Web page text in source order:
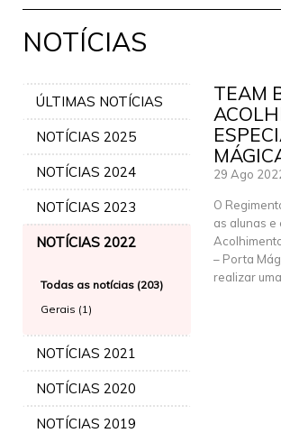
NOTÍCIAS
ÚLTIMAS NOTÍCIAS
NOTÍCIAS 2025
NOTÍCIAS 2024
NOTÍCIAS 2023
NOTÍCIAS 2022
Todas as notícias (203)
Gerais (1)
NOTÍCIAS 2021
NOTÍCIAS 2020
NOTÍCIAS 2019
TEAM
29 Ago
O
as alunas e
– Porta
realizar